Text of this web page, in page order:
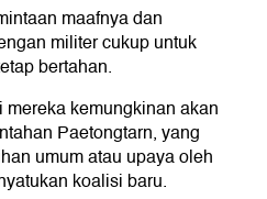
maafnya dan
militer cukup untuk
bertahan.
kemungkinan akan
Paetongtarn, yang
umum atau upaya oleh
koalisi baru.